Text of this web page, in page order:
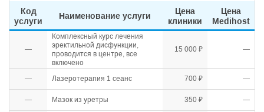
Код
услуги
Наименование услуги
Цена
клиники
Цена
Medihost
—
Комплексный курс лечения
эректильной дисфункции,
проводится в центре, все
включено
15 000 ₽ —
— Лазеротерапия 1 сеанс 700 ₽ —
— Мазок из уретры 350 ₽ —